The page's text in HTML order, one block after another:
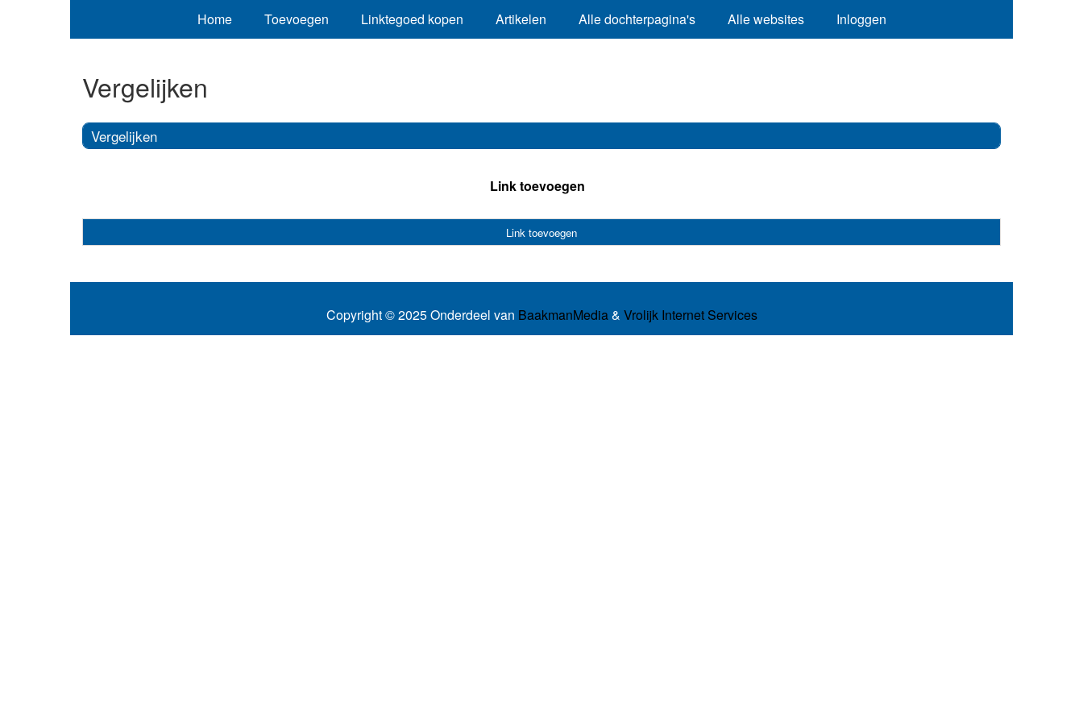
Home Toevoegen Linktegoed kopen Artikelen Alle dochterpagina's Alle websites Inloggen
Vergelijken
Vergelijken
Link toevoegen
Link toevoegen
Copyright © 2025 Onderdeel van BaakmanMedia& Vrolijk Internet Services